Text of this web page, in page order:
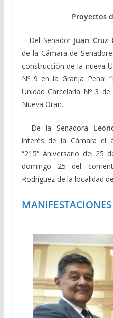
Proyectos
– Del Senador Juan Cruz
de la Cámara de
construcción de la nueva
Nº 9 en la Granja Penal
Unidad Carcelaria Nº 3
Nueva Oran.
– De la Senadora
interés de la Cámara el
“215° Aniversario del 25
domingo 25 del
Rodríguez de la localidad